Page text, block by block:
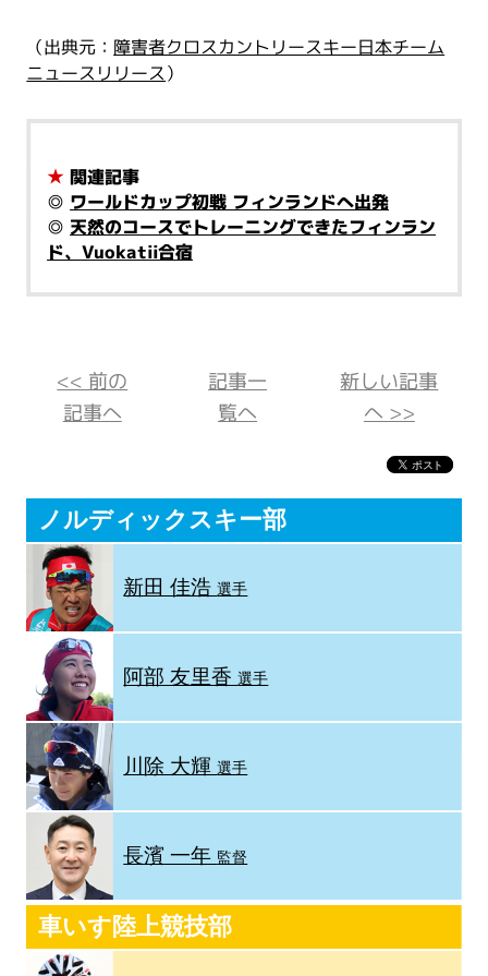
（出典元： 障害者クロスカントリースキー日本チーム
ニュースリリース）
★ 関連記事
◎ ワールドカップ初戦 フィンランドへ出発
◎ 天然のコースでトレーニングできたフィンラン
ド、Vuokatii合宿
<< 前の
記事へ
記事一
覧へ
新しい記事
へ >>
ノルディックスキー部
新田 佳浩選手
阿部 友里香選手
川除 大輝選手
長濱 一年 監督
車いす陸上競技部